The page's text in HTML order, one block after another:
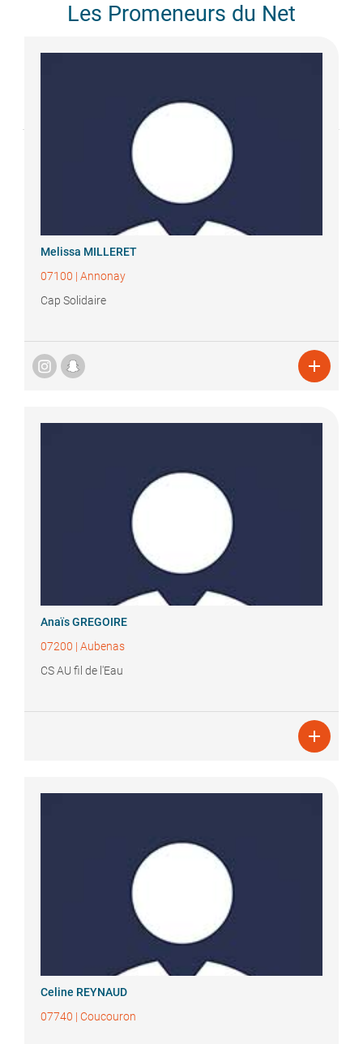
Les Promeneurs du Net
Melissa MILLERET
07100 | Annonay
Cap Solidaire

AnaïsGREGOIRE
07200 | Aubenas
CS AU fil de l'Eau

Celine REYNAUD
07740 | Coucouron